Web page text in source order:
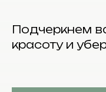
Подчеркнем
красоту и